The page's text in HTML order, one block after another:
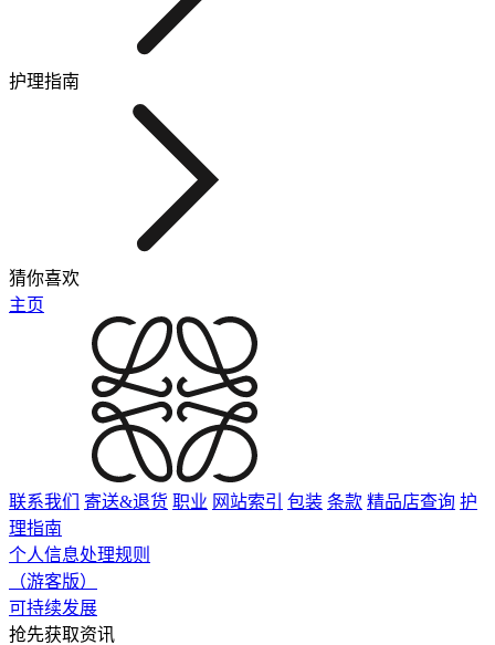
护理指南
猜你喜欢
主页
联系我们 寄送&退货 职业 网站索引 包装 条款 精品店查询 护
理指南
个人信息处理规则
（游客版）
可持续发展
抢先获取资讯